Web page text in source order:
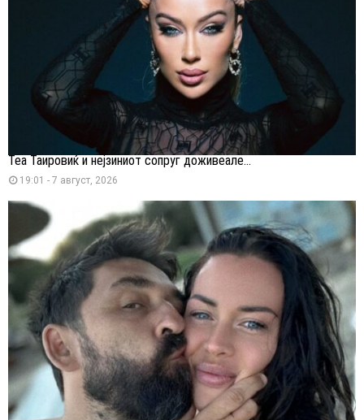
Теа Таировиќ и нејзиниот сопруг доживеале...
19:01 - 7 август, 2026